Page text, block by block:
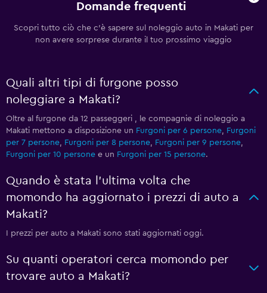
Domande frequenti
Scopri tutto ciò che c'è sapere sul noleggio auto in Makati per
non avere sorprese durante il tuo prossimo viaggio
Quali altri tipi di furgone posso
noleggiare a Makati?
Oltre al furgone da 12 passeggeri , le compagnie di noleggio a
Makati mettono a disposizione un Furgoni per 6 persone, Furgoni
per 7 persone, Furgoni per 8 persone, Furgoni per 9 persone,
Furgoni per 10 persone e un Furgoni per 15 persone.
Quando è stata l'ultima volta che
momondo ha aggiornato i prezzi di auto a
Makati?
I prezzi per auto a Makati sono stati aggiornati oggi.
Su quanti operatori cerca momondo per
trovare auto a Makati?